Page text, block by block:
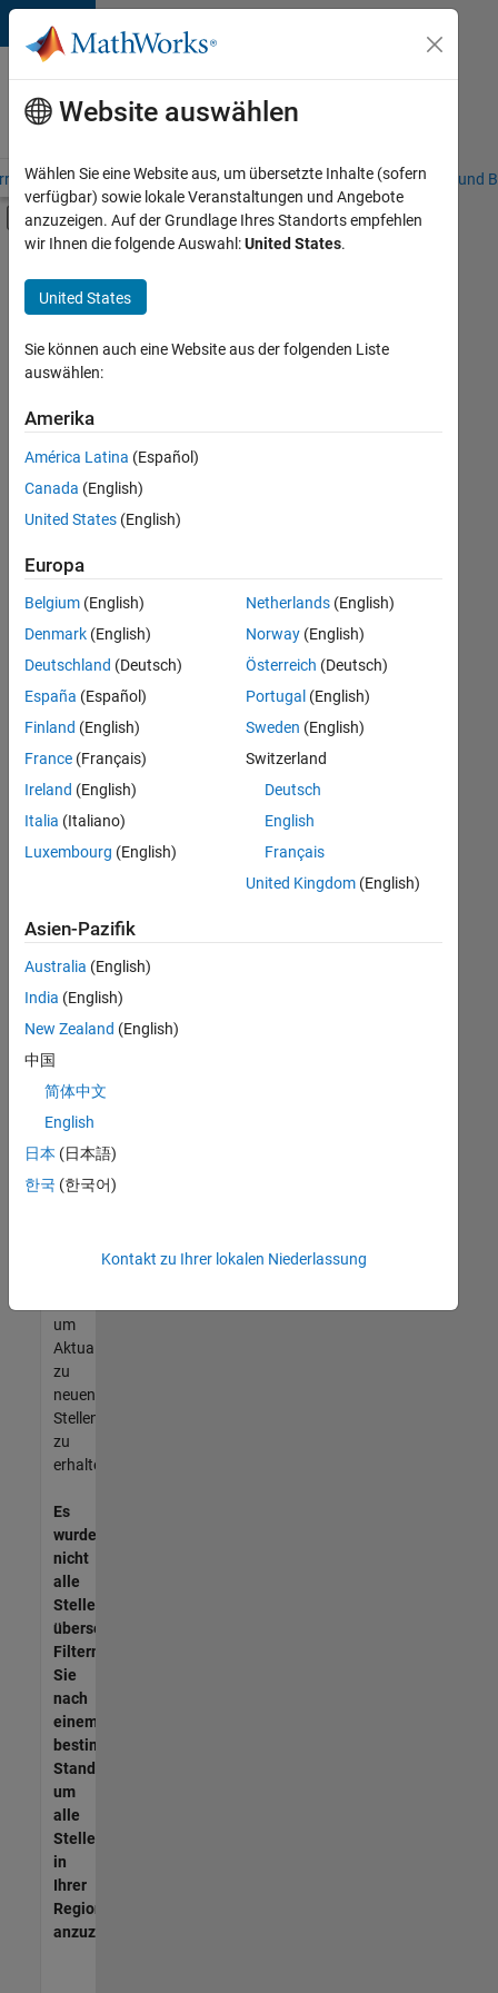
Weiter zum Inhalt
Karriere
bei
MathWorks
– Übersicht Stellensuche Niederlassungen Studierende und
Umschaltung für Off-Canvas-
Hauptinhalt
Information Technology
Commercial Sales
Finance and Operations
Legal
+3
Derzeit
es
keine
offenen
Stellen,
Ihren
Suchkriterien
entsprechen.
können
die
Suchkriterien
weiter
fassen
oder
alle
Stellenangebote
anzeigen .
noch
keine
offenen
Stellen
können,
die
Ihren
entsprechen,
werden
unseres
um
Aktualisierungen
zu
neuen
Stellenangeboten
zu
erhalten.
Es
wurden
nicht
alle
Stellen
übersetzt.
Filtern
Sie
nach
einem
bestimmten
Standort,
um
alle
Stellenangebote
in
Ihrer
Region
anzuzeigen.
Website auswählen
Wählen Sie eine Website aus, um übersetzte Inhalte (sofern
verfügbar) sowie lokale Veranstaltungen und Angebote
anzuzeigen. Auf der Grundlage Ihres Standorts empfehlen
wir Ihnen die folgende Auswahl:United States.
United States
Sie können auch eine Website aus der folgenden Liste
auswählen:
Amerika
América Latina (Español)
Canada (English)
United States (English)
Europa
Belgium (English)
Denmark (English)
Deutschland (Deutsch)
España (Español)
Finland (English)
France (Français)
Ireland (English)
Italia (Italiano)
Luxembourg (English)
Netherlands(English)
Norway(English)
Österreich (Deutsch)
Portugal (English)
Sweden (English)
Switzerland
Deutsch
English
Français
United Kingdom(English)
Asien-Pazifik
Australia (English)
India (English)
New Zealand (English)
中国
简体中文
English
日本 (日本語)
한국 (한국어)
Kontakt zu Ihrer lokalen Niederlassung